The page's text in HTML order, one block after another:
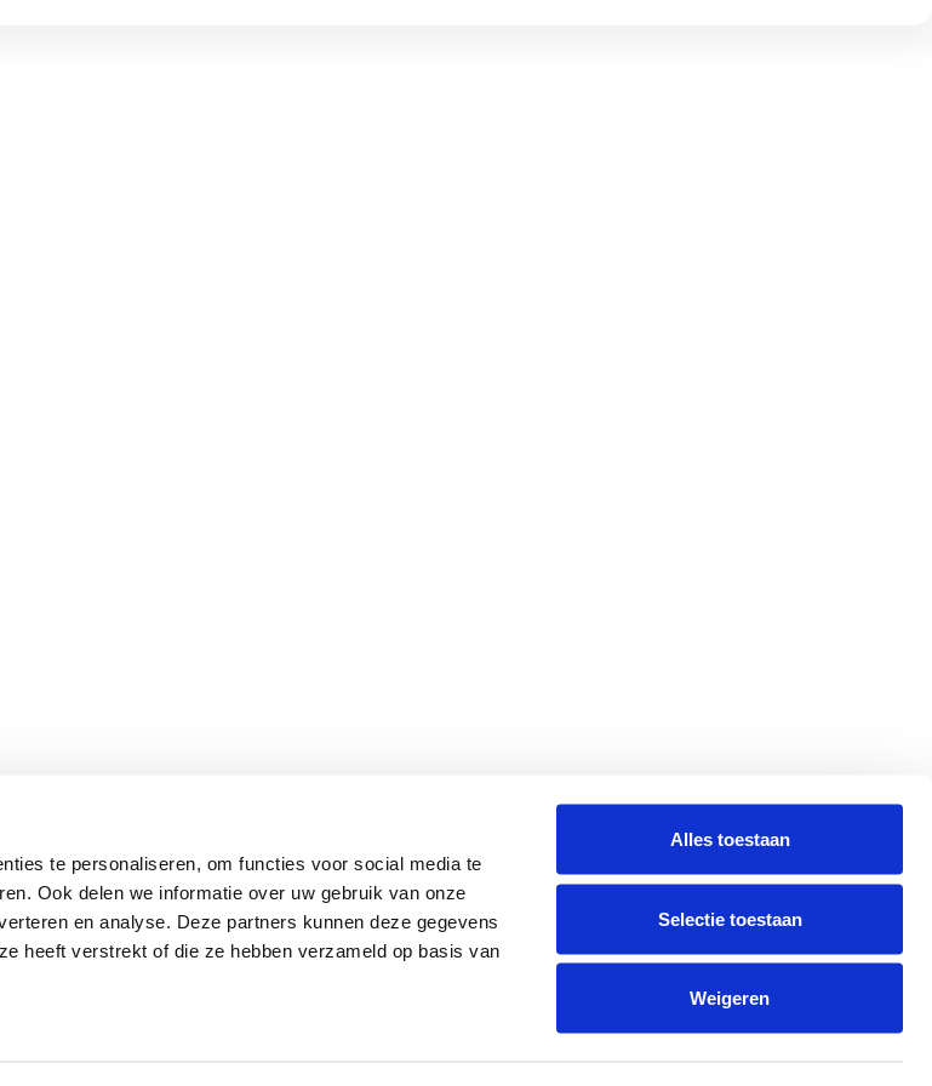
te personaliseren, om functies voor social media te
Ook delen we informatie over uw gebruik van onze
en analyse. Deze partners kunnen deze gegevens
heeft verstrekt of die ze hebben verzameld op basis van
Alles toestaan
Selectie toestaan
Weigeren